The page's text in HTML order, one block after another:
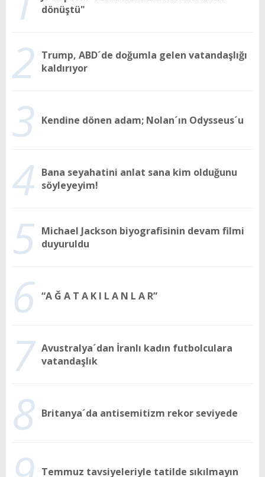
dönüştü"
2 Trump, ABD´de doğumla gelen vatandaşlığı
kaldırıyor
3 Kendine dönen adam; Nolan´ın Odysseus´u
4 Bana seyahatini anlat sana kim olduğunu
söyleyeyim!
5 Michael Jackson biyografisinin devam filmi
duyuruldu
6 “A Ğ A T A K I L A N L A R”
7 Avustralya´dan İranlı kadın futbolculara
vatandaşlık
8 Britanya´da antisemitizm rekor seviyede
Temmuz tavsiyeleriyle tatilde sıkılmayın